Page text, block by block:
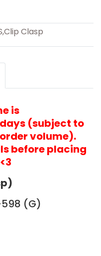
,Clip Clasp
is
(subject to
volume).
before placing
(G)